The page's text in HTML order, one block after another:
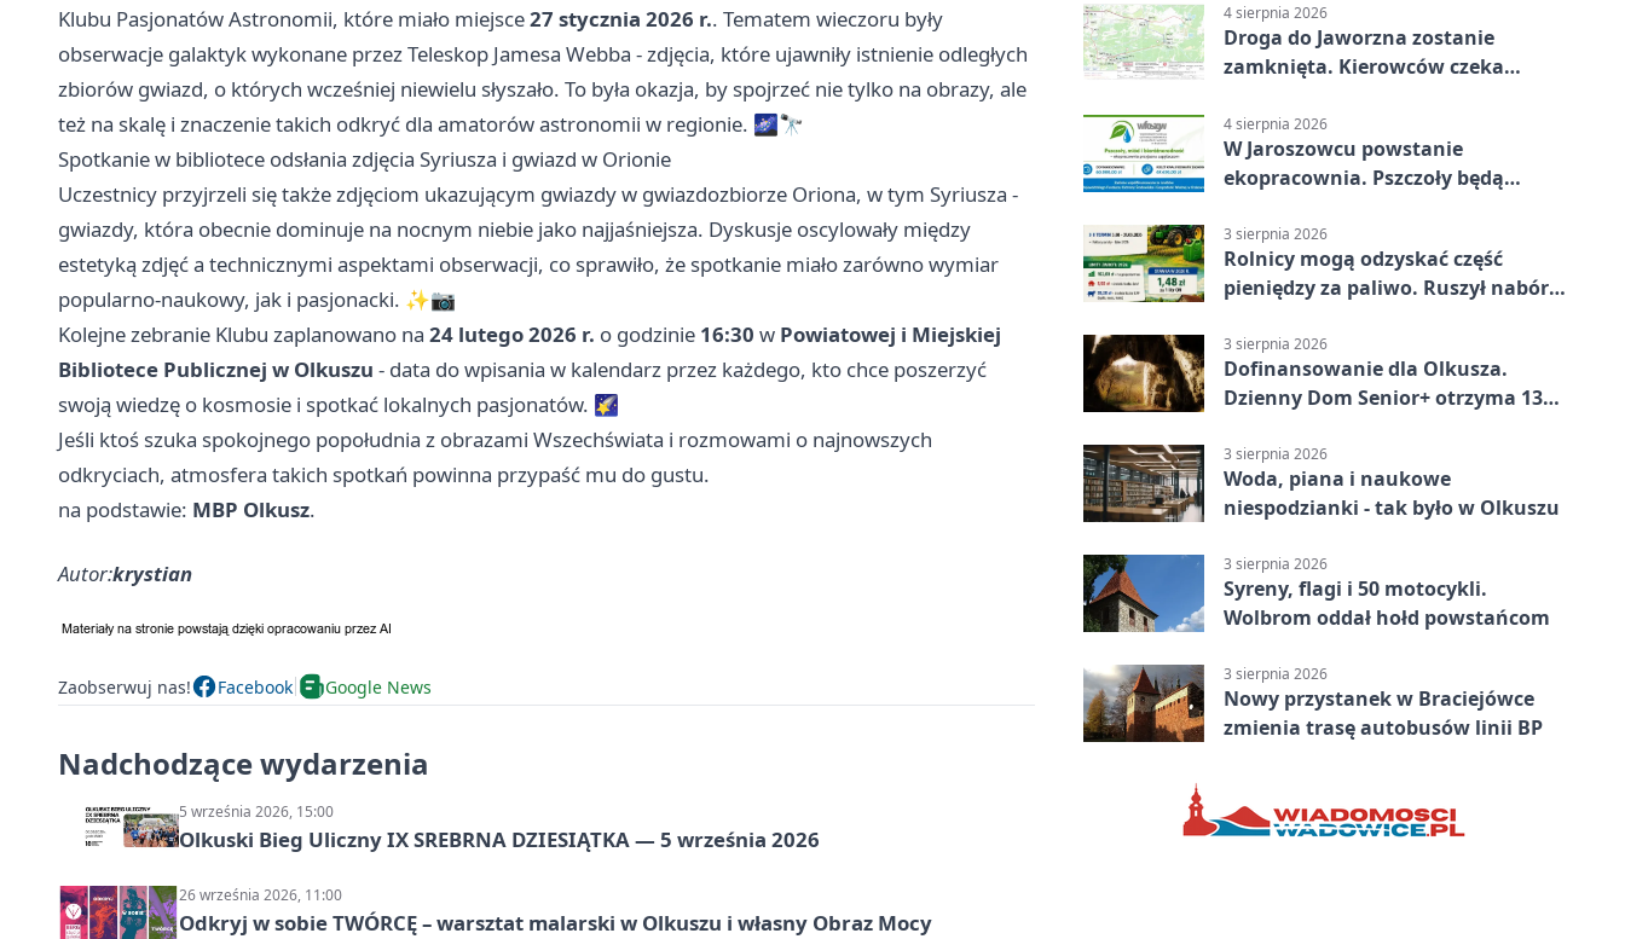
Klubu Pasjonatów Astronomii, które miało miejsce27 stycznia 2026 r.. Tematem wieczoru były
obserwacje galaktyk wykonane przez Teleskop Jamesa Webba - zdjęcia, które ujawniły istnienie odległych
zbiorów gwiazd, o których wcześniej niewielu słyszało. To była okazja, by spojrzeć nie tylko na obrazy, ale
też na skalę i znaczenie takich odkryć dla amatorów astronomii w regionie. 🌌🔭
Spotkanie w bibliotece odsłania zdjęcia Syriusza i gwiazd w Orionie
Uczestnicy przyjrzeli się także zdjęciom ukazującym gwiazdy w gwiazdozbiorze Oriona, w tym Syriusza -
gwiazdy, która obecnie dominuje na nocnym niebie jako najjaśniejsza. Dyskusje oscylowały między
estetyką zdjęć a technicznymi aspektami obserwacji, co sprawiło, że spotkanie miało zarówno wymiar
popularno-naukowy, jak i pasjonacki. ✨📷
Kolejne zebranie Klubu zaplanowano na 24 lutego 2026 r. o godzinie 16:30 w Powiatowej i Miejskiej
Bibliotece Publicznej w Olkuszu - data do wpisania w kalendarz przez każdego, kto chce poszerzyć
swoją wiedzę o kosmosie i spotkać lokalnych pasjonatów. 🌠
Jeśli ktoś szuka spokojnego popołudnia z obrazami Wszechświata i rozmowami o najnowszych
odkryciach, atmosfera takich spotkań powinna przypaść mu do gustu.
na podstawie: MBP Olkusz.
Autor:krystian
Zaobserwuj nas! Facebook Google News
Nadchodzące wydarzenia
5 września 2026, 15:00
Olkuski Bieg Uliczny IX SREBRNA DZIESIĄTKA — 5 września 2026
26 września 2026, 11:00
Odkryj w sobie TWÓRCĘ – warsztat malarski w Olkuszu i własny Obraz Mocy
4 sierpnia 2026
Droga do Jaworzna zostanie
zamknięta. Kierowców czeka
4 sierpnia 2026
W Jaroszowcu powstanie
ekopracownia. Pszczoły będą
3 sierpnia 2026
Rolnicy mogą odzyskać część
pieniędzy za paliwo. Ruszył nabór
3 sierpnia 2026
Dofinansowanie dla Olkusza.
Dzienny Dom Senior+ otrzyma 134
3 sierpnia 2026
Woda, piana i naukowe
niespodzianki - tak było w Olkuszu
3 sierpnia 2026
Syreny, flagi i 50 motocykli.
Wolbrom oddał hołd powstańcom
3 sierpnia 2026
Nowy przystanek w Braciejówce
zmienia trasę autobusów linii BP